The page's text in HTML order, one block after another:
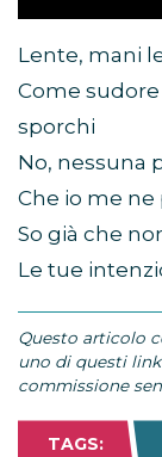
Lente, mani
Come
sporchi
No, nessuna
Che io me ne
So già che
Le tue
Questo articolo
uno di questi
commissione
TAGS: